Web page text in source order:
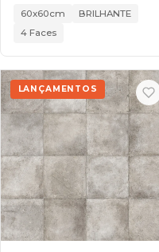
60x60cm
BRILHANTE
4 Faces
LANÇAMENTOS